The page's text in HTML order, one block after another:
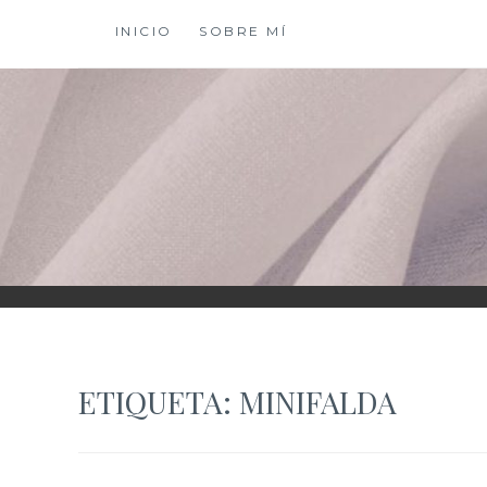
contenido
INICIO SOBRE MÍ
XIOMY
ETIQUETA: MINIFALDA